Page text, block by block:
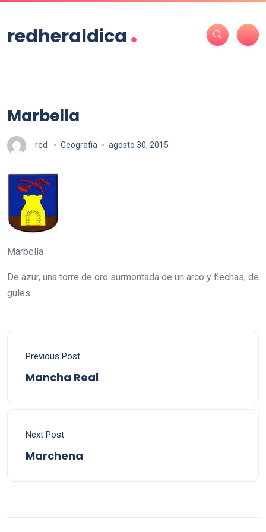
redheraldica .
Marbella
red Geografia agosto 30, 2015
Marbella
De azur, una torre de oro surmontada de un arco y flechas, de
gules.
Previous Post
Mancha Real
Next Post
Marchena